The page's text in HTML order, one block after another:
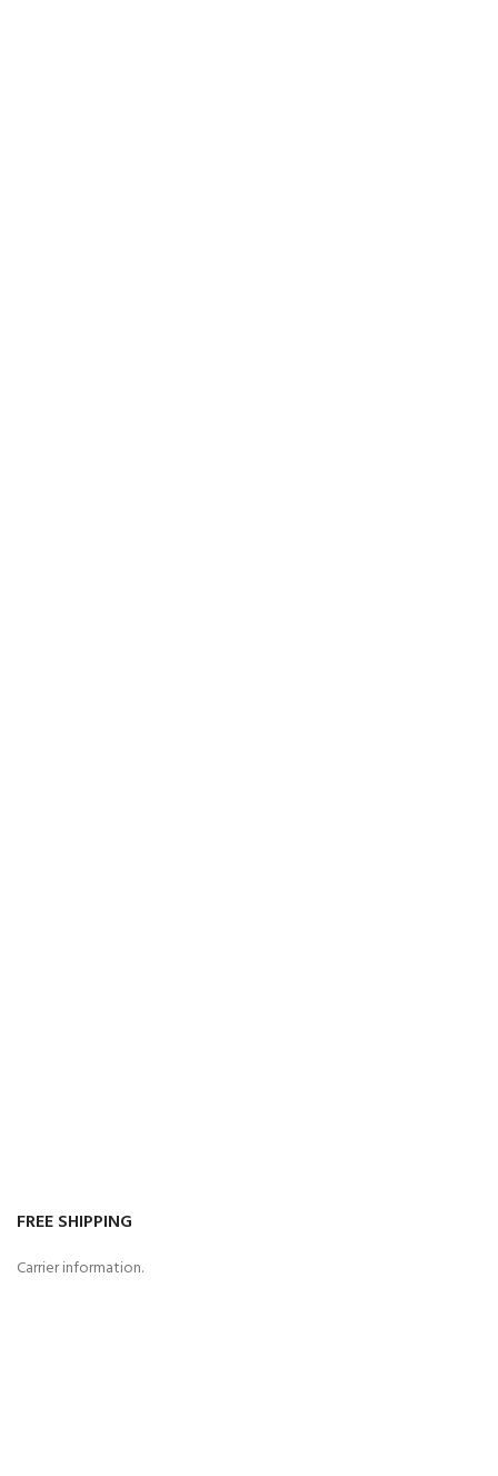
FREE SHIPPING
Carrier information.